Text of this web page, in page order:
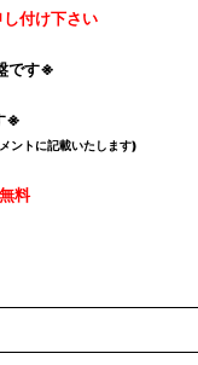
付け下さい
です※
※
ントに記載いたします)
料